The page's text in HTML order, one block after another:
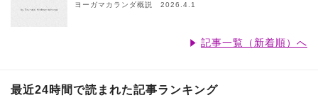
ヨーガマカランダ概説 2026.4.1
記事一覧（新着順）へ
最近24時間で読まれた記事ランキング